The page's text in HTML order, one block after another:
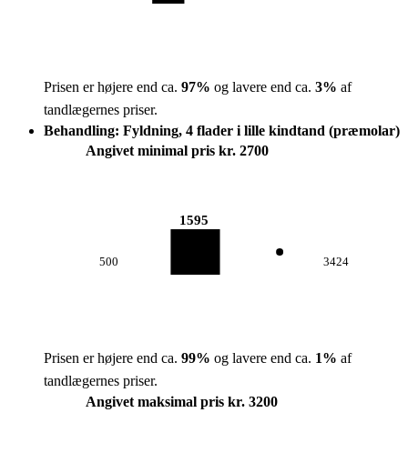
Prisen er højere end ca. 97% og lavere end ca. 3% af
tandlægernes priser.
Behandling: Fyldning, 4 flader i lille kindtand (præmolar)
Angivet minimal pris kr. 2700
500
1595
3424
Prisen er højere end ca. 99% og lavere end ca. 1% af
tandlægernes priser.
Angivet maksimal pris kr. 3200